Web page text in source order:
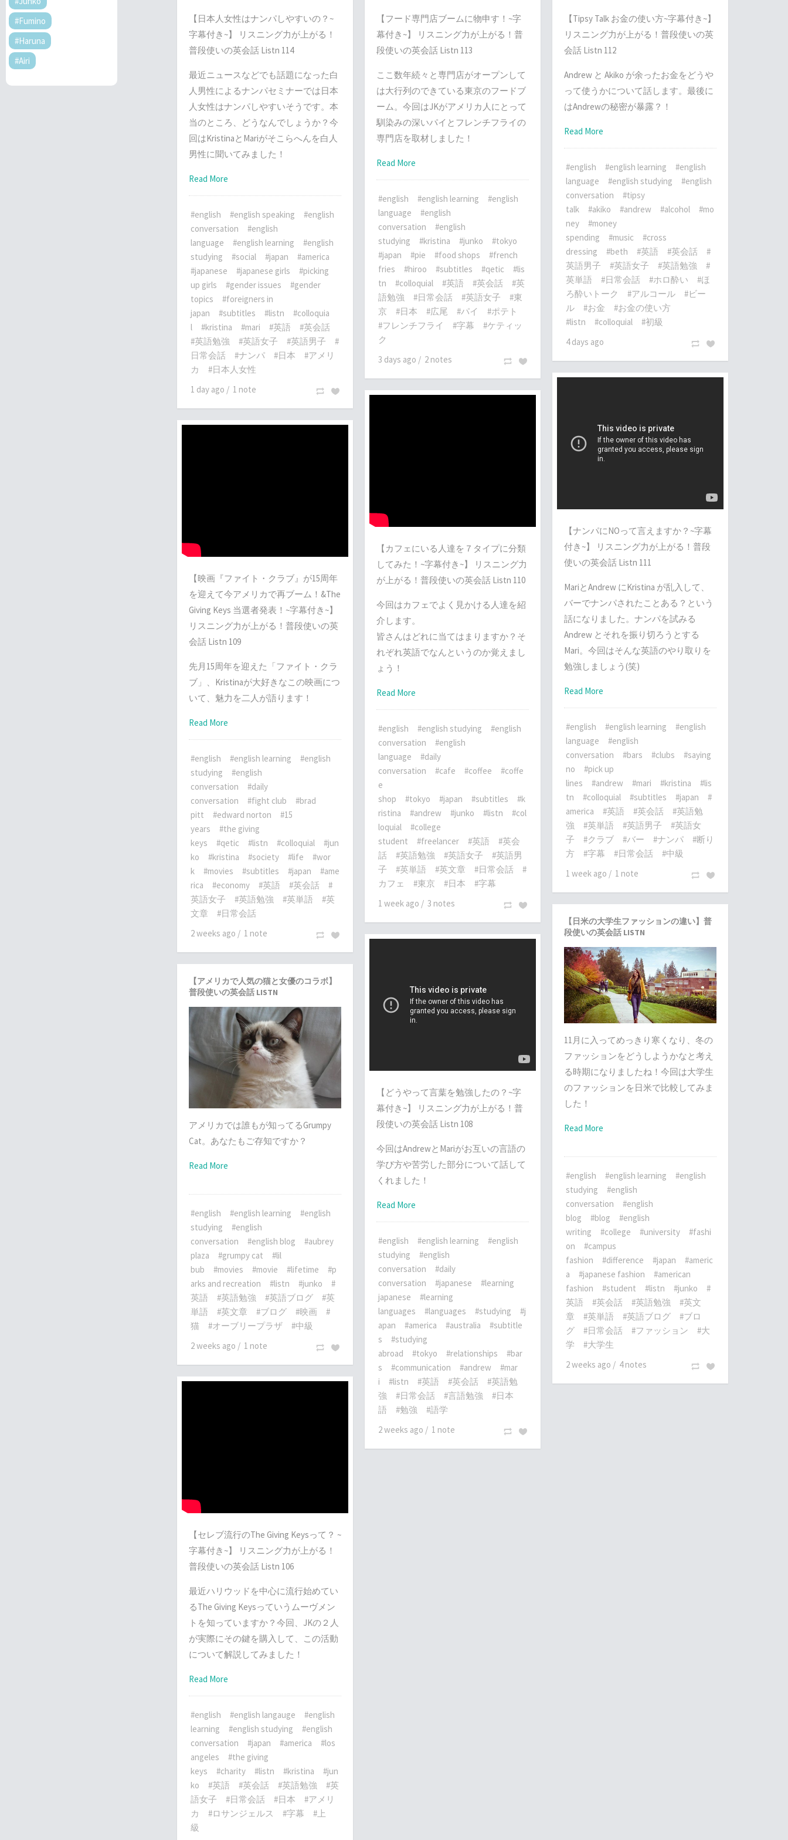
#Fumino
#Haruna
#Airi
【日本人女性はナンパしやすいの？~
字幕付き~】 リスニング力が上がる！
普段使いの英会話 Listn 114
最近ニュースなどでも話題になった白
人男性によるナンパセミナーでは日本
人女性はナンパしやすいそうです。本
当のところ、どうなんでしょうか？今
回はKristinaとMariがそこらへんを白人
男性に聞いてみました！
Read More
#english #english speaking
#english
conversation
#english
language
#english learning
#english
studying
#social #japan
#america
#japanese
#japanese girls
#picking
up girls
#gender issues
#gender
topics
#foreigners in
japan
#subtitles #listn
#colloquia
l
#kristina #mari #英語
#英会話
#英語勉強
#英語女子 #英語男子
#
日常会話
#ナンパ #日本
#アメリ
カ
#日本人女性
1 day ago / 1 note
【フード専門店ブームに物申す！~字
幕付き~】 リスニング力が上がる！普
段使いの英会話 Listn 113
ここ数年続々と専門店がオープンして
は大行列のできている東京のフードブ
ーム。今回はJKがアメリカ人にとって
馴染みの深いパイとフレンチフライの
専門店を取材しました！
Read More
#english #english learning
#english
language
#english
conversation
#english
studying
#kristina #junko
#tokyo
#japan
#pie #food shops
#french
fries
#hiroo #subtitles #qetic
#lis
tn
#colloquial #英語 #英会話
#英
語勉強
#日常会話 #英語女子
#東
京
#日本 #広尾 #パイ
#ポテト
#フレンチフライ
#字幕
#ケティッ
ク
3 days ago / 2 notes
【Tipsy Talk お金の使い方~字幕付き~】
リスニング力が上がる！普段使いの英
会話 Listn 112
Andrew と Akiko が余ったお金をどうや
って使うかについて話します。最後に
はAndrewの秘密が暴露？！
Read More
#english #english learning
#english
language
#english studying
#english
conversation
#tipsy
talk
#akiko #andrew #alcohol
#mo
ney
#money
spending
#music
#cross
dressing
#beth #英語 #英会話
#
英語男子
#英語女子 #英語勉強
#
英単語
#日常会話 #ホロ酔い
#ほ
ろ酔いトーク
#アルコール
#ビー
ル
#お金
#お金の使い方
#listn
#colloquial
#初級
4 days ago
【ナンパにNOって言えますか？~字幕
付き~】 リスニング力が上がる！普段
使いの英会話 Listn 111
MariとAndrew にKristina が乱入して、
バーでナンパされたことある？という
話になりました。ナンパを試みる
Andrew とそれを振り切ろうとする
Mari。今回はそんな英語のやり取りを
勉強しましょう(笑)
Read More
#english #english learning
#english
language
#english
conversation
#bars #clubs
#saying
no
#pick up
lines
#andrew #mari #kristina
#lis
tn
#colloquial #subtitles #japan
#
america
#英語 #英会話
#英語勉
強
#英単語 #英語男子
#英語女
子
#クラブ #バー #ナンパ
#断り
方
#字幕 #日常会話
#中級
1 week ago / 1 note
【カフェにいる人達を７タイプに分類
してみた！~字幕付き~】 リスニング力
が上がる！普段使いの英会話 Listn 110
今回はカフェでよく見かける人達を紹
介します。
皆さんはどれに当てはまりますか？そ
れぞれ英語でなんというのか覚えまし
ょう！
Read More
#english #english studying
#english
conversation
#english
language
#daily
conversation
#cafe #coffee
#coffe
e
shop
#tokyo #japan #subtitles
#k
ristina
#andrew #junko #listn
#col
loquial
#college
student
#freelancer #英語
#英会
話
#英語勉強 #英語女子
#英語男
子
#英単語 #英文章 #日常会話
#
カフェ
#東京 #日本
#字幕
1 week ago / 3 notes
【映画『ファイト・クラブ』が15周年
を迎えて今アメリカで再ブーム！&The
Giving Keys 当選者発表！~字幕付き~】
リスニング力が上がる！普段使いの英
会話 Listn 109
先月15周年を迎えた「ファイト・クラ
ブ」、Kristinaが大好きなこの映画につ
いて、魅力を二人が語ります！
Read More
#english #english learning
#english
studying
#english
conversation
#daily
conversation
#fight club
#brad
pitt
#edward norton
#15
years
#the giving
keys
#qetic #listn #colloquial
#jun
ko
#kristina #society #life
#wor
k
#movies #subtitles #japan
#ame
rica
#economy #英語 #英会話
#
英語女子
#英語勉強 #英単語
#英
文章
#日常会話
2 weeks ago / 1 note
【日米の大学生ファッションの違い】普
段使いの英会話 LISTN
11月に入ってめっきり寒くなり、冬の
ファッションをどうしようかなと考え
る時期になりましたね！今回は大学生
のファッションを日米で比較してみま
した！
Read More
#english #english learning
#english
studying
#english
conversation
#english
blog
#blog
#english
writing
#college #university
#fashi
on
#campus
fashion
#difference #japan
#americ
a
#japanese fashion
#american
fashion
#student #listn #junko
#
英語
#英会話 #英語勉強
#英文
章
#英単語 #英語ブログ
#ブロ
グ
#日常会話 #ファッション
#大
学
#大学生
2 weeks ago / 4 notes
【どうやって言葉を勉強したの？~字
幕付き~】 リスニング力が上がる！普
段使いの英会話 Listn 108
今回はAndrewとMariがお互いの言語の
学び方や苦労した部分について話して
くれました！
Read More
#english #english learning
#english
studying
#english
conversation
#daily
conversation
#japanese
#learning
japanese
#learning
languages
#languages #studying
#j
apan
#america #australia
#subtitle
s
#studying
abroad
#tokyo #relationships
#bar
s
#communication #andrew
#mar
i
#listn #英語 #英会話
#英語勉
強
#日常会話 #言語勉強
#日本
語
#勉強
#語学
2 weeks ago / 1 note
【アメリカで人気の猫と女優のコラボ】
普段使いの英会話 LISTN
アメリカでは誰もが知ってるGrumpy
Cat。あなたもご存知ですか？
Read More
#english #english learning
#english
studying
#english
conversation
#english blog
#aubrey
plaza
#grumpy cat
#lil
bub
#movies #movie #lifetime
#p
arks and recreation
#listn #junko
#
英語
#英語勉強 #英語ブログ
#英
単語
#英文章 #ブログ #映画
#
猫
#オーブリープラザ
#中級
2 weeks ago / 1 note
【セレブ流行のThe Giving Keysって？ ~
字幕付き~】 リスニング力が上がる！
普段使いの英会話 Listn 106
最近ハリウッドを中心に流行始めてい
るThe Giving Keysっていうムーヴメン
トを知っていますか？今回、JKの２人
が実際にその鍵を購入して、この活動
について解説してみました！
Read More
#english #english langauge
#english
learning
#english studying
#english
conversation
#japan #america
#los
angeles
#the giving
keys
#charity #listn #kristina
#jun
ko
#英語 #英会話 #英語勉強
#英
語女子
#日常会話 #日本
#アメリ
カ
#ロサンジェルス #字幕
#上
級